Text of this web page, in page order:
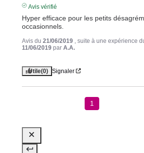
Avis vérifié
Hyper efficace pour les petits
occasionnels.
Avis du 21/06/2019 , suite à une expérience
11/06/2019 par A.A.
Utile(0) Signaler
1